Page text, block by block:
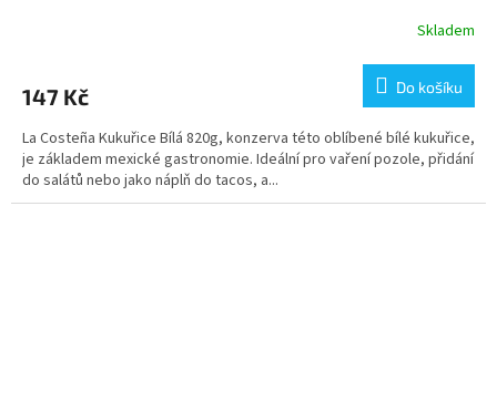
Skladem
147 Kč Do košíku
La Costeña Kukuřice Bílá 820g, konzerva této oblíbené bílé kukuřice,
je základem mexické gastronomie. Ideální pro vaření pozole, přidání
do salátů nebo jako náplň do tacos, a...